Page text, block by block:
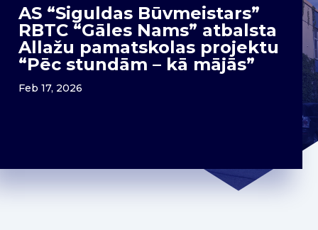
AS “Siguldas Būvmeistars”
RBTC “Gāles Nams” atbalsta
Allažu pamatskolas projektu
“Pēc stundām – kā mājās”
Feb 17, 2026